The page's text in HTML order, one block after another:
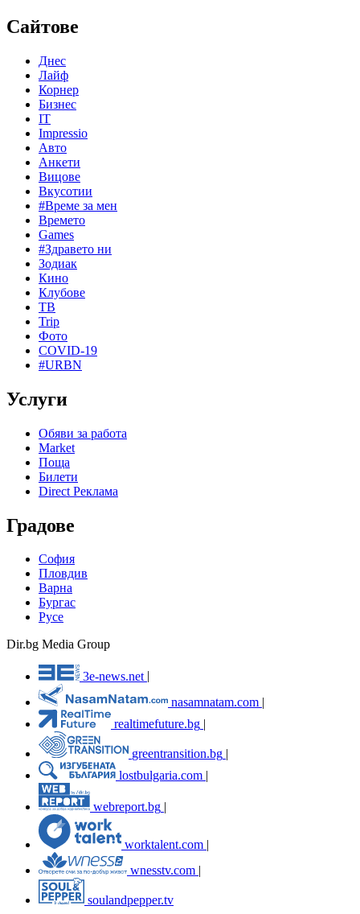
Сайтове
Днес
Лайф
Корнер
Бизнес
IT
Impressio
Авто
Анкети
Вицове
Вкусотии
#Време за мен
Времето
Games
#Здравето ни
Зодиак
Кино
Клубове
ТВ
Trip
Фото
COVID-19
#URBN
Услуги
Обяви за работа
Market
Поща
Билети
Direct Реклама
Градове
София
Пловдив
Варна
Бургас
Русе
Dir.bg Media Group
3e-news.net
nasamnatam.com |
realtimefuture.bg |
greentransition.bg |
lostbulgaria.com |
webreport.bg
worktalent.com |
wnesstv.com |
soulandpepper.tv